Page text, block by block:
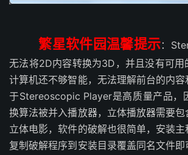
繁星软件园温馨提示：
无法将2D内容转换为3D，并且没有可用
计算机还不够智能，无法理解前台的内
于Stereoscopic Player是高质量产品，
换算法被并入播放器，立体播放器需要
立体电影，软件的破解也很简单，安装主
复制破解程序到安装目录覆盖同名文件